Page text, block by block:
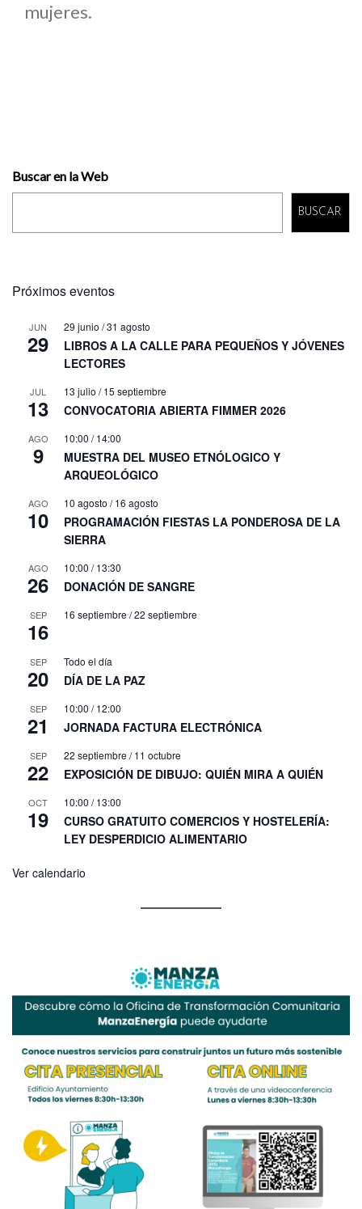
mujeres.
Buscar en la Web
BUSCAR
Próximos eventos
JUN
29
29 junio /31 agosto
LIBROS A LA CALLE PARA PEQUEÑOS Y JÓVENES
LECTORES
JUL
13
13 julio /15 septiembre
CONVOCATORIA ABIERTA FIMMER 2026
AGO
9
10:00 /14:00
MUESTRA DEL MUSEO ETNÓLOGICO Y
ARQUEOLÓGICO
AGO
10
10 agosto /16 agosto
PROGRAMACIÓN FIESTAS LA PONDEROSA DE LA
SIERRA
AGO
26
10:00 /13:30
DONACIÓN DE SANGRE
SEP
16
16 septiembre /22 septiembre
SEP
20
Todo el día
DÍA DE LA PAZ
SEP
21
10:00 /12:00
JORNADA FACTURA ELECTRÓNICA
SEP
22
22 septiembre /11 octubre
EXPOSICIÓN DE DIBUJO: QUIÉN MIRA A QUIÉN
OCT
19
10:00 /13:00
CURSO GRATUITO COMERCIOS Y HOSTELERÍA:
LEY DESPERDICIO ALIMENTARIO
Ver calendario